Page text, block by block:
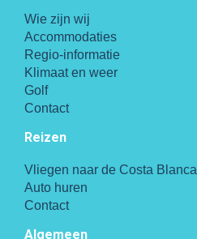
Wie zijn wij
Accommodaties
Regio-informatie
Klimaat en weer
Golf
Contact
Reizen
Vliegen naar de Costa Blanca
Auto huren
Contact
Algemeen